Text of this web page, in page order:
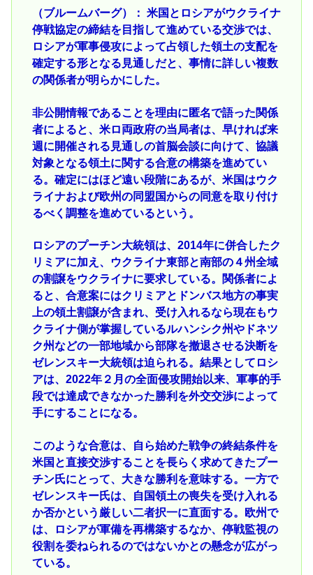
（ブルームバーグ）： 米国とロシアがウクライナ
停戦協定の締結を目指して進めている交渉では、
ロシアが軍事侵攻によって占領した領土の支配を
確定する形となる見通しだと、事情に詳しい複数
の関係者が明らかにした。
非公開情報であることを理由に匿名で語った関係
者によると、米ロ両政府の当局者は、早ければ来
週に開催される見通しの首脳会談に向けて、協議
対象となる領土に関する合意の構築を進めてい
る。確定にはほど遠い段階にあるが、米国はウク
ライナおよび欧州の同盟国からの同意を取り付け
るべく調整を進めているという。
ロシアのプーチン大統領は、2014年に併合したク
リミアに加え、ウクライナ東部と南部の４州全域
の割譲をウクライナに要求している。関係者によ
ると、合意案にはクリミアとドンバス地方の事実
上の領土割譲が含まれ、受け入れるなら現在もウ
クライナ側が掌握しているルハンシク州やドネツ
ク州などの一部地域から部隊を撤退させる決断を
ゼレンスキー大統領は迫られる。結果としてロシ
アは、2022年２月の全面侵攻開始以来、軍事的手
段では達成できなかった勝利を外交交渉によって
手にすることになる。
このような合意は、自ら始めた戦争の終結条件を
米国と直接交渉することを長らく求めてきたプー
チン氏にとって、大きな勝利を意味する。一方で
ゼレンスキー氏は、自国領土の喪失を受け入れる
か否かという厳しい二者択一に直面する。欧州で
は、ロシアが軍備を再構築するなか、停戦監視の
役割を委ねられるのではないかとの懸念が広がっ
ている。